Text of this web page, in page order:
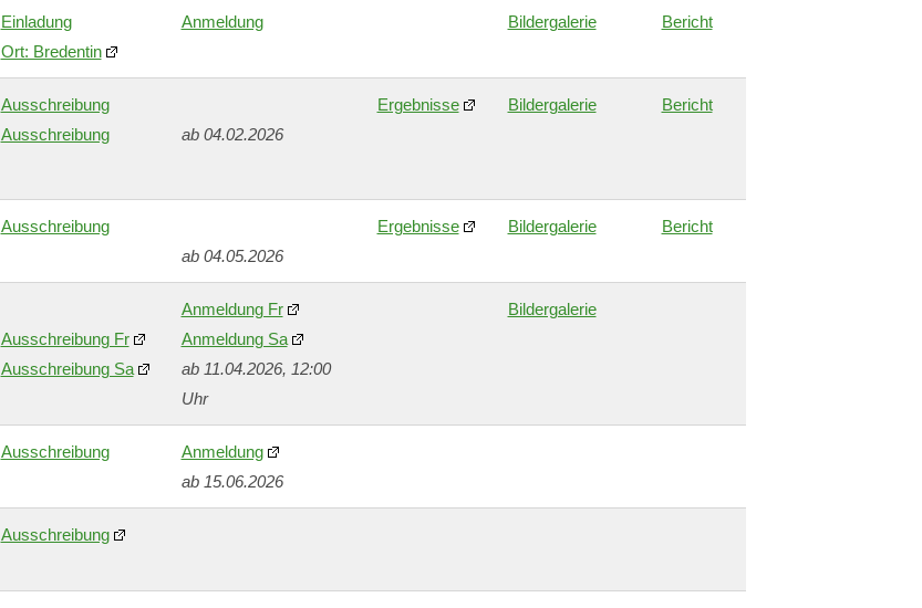
Einladung
Ort: Bredentin
Anmeldung Bildergalerie Bericht
Ausschreibung
Ausschreibung
ab 04.02.2026
Ergebnisse Bildergalerie Bericht
Ausschreibung
ab 04.05.2026
Ergebnisse Bildergalerie Bericht
Ausschreibung Fr
Ausschreibung Sa
Anmeldung Fr
Anmeldung Sa
ab 11.04.2026, 12:00
Uhr
Bildergalerie
Ausschreibung
Anmeldung
ab 15.06.2026
Ausschreibung